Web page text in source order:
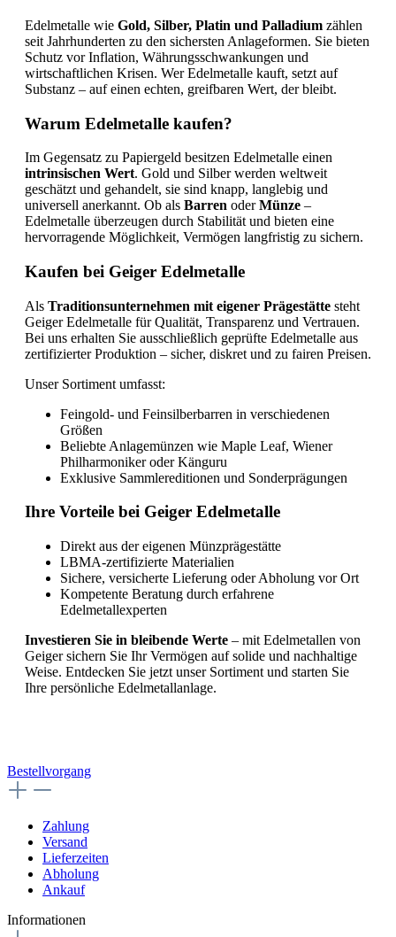
Edelmetalle wie Gold, Silber, Platin und Palladium zählen
seit Jahrhunderten zu den sichersten Anlageformen. Sie bieten
Schutz vor Inflation, Währungsschwankungen und
wirtschaftlichen Krisen. Wer Edelmetalle kauft, setzt auf
Substanz – auf einen echten, greifbaren Wert, der bleibt.
Warum Edelmetalle kaufen?
Im Gegensatz zu Papiergeld besitzen Edelmetalle einen
intrinsischen Wert. Gold und Silber werden weltweit
geschätzt und gehandelt, sie sind knapp, langlebig und
universell anerkannt. Ob als Barren oderMünze –
Edelmetalle überzeugen durch Stabilität und bieten eine
hervorragende Möglichkeit, Vermögen langfristig zu sichern.
Kaufen bei Geiger Edelmetalle
Als Traditionsunternehmen mit eigener Prägestätte steht
Geiger Edelmetalle für Qualität, Transparenz und Vertrauen.
Bei uns erhalten Sie ausschließlich geprüfte Edelmetalle aus
zertifizierter Produktion – sicher, diskret und zu fairen Preisen.
Unser Sortiment umfasst:
Feingold- und Feinsilberbarren in verschiedenen
Größen
Beliebte Anlagemünzen wie Maple Leaf, Wiener
Philharmoniker oder Känguru
Exklusive Sammlereditionen und Sonderprägungen
Ihre Vorteile bei Geiger Edelmetalle
Direkt aus der eigenen Münzprägestätte
LBMA-zertifizierte Materialien
Sichere, versicherte Lieferung oder Abholung vor Ort
Kompetente Beratung durch erfahrene
Edelmetallexperten
Investieren Sie in bleibende Werte – mit Edelmetallen von
Geiger sichern Sie Ihr Vermögen auf solide und nachhaltige
Weise. Entdecken Sie jetzt unser Sortiment und starten Sie
Ihre persönliche Edelmetallanlage.
Bestellvorgang
Zahlung
Versand
Lieferzeiten
Abholung
Ankauf
Informationen